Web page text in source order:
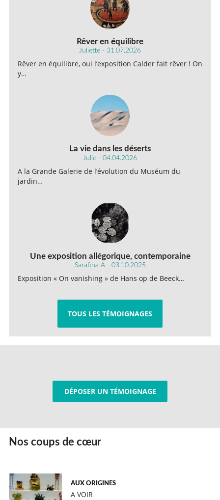
Rêver en équilibre
Juliette - 31.07.2026
Rêver en équilibre, oui l’exposition Calder fait rêver ! On
y…
La vie dans les déserts
Julie - 04.04.2026
A la Grande Galerie de l’évolution du Muséum du
jardin…
Une exposition allégorique, contemporaine
Sarafina A - 03.10.2025
Exposition « On vanishing » de Hans op de Beeck…
TOUS LES TÉMOIGNAGES
DÉPOSER UN TÉMOIGNAGE
Nos coups de cœur
AUX ORIGINES
A VOIR